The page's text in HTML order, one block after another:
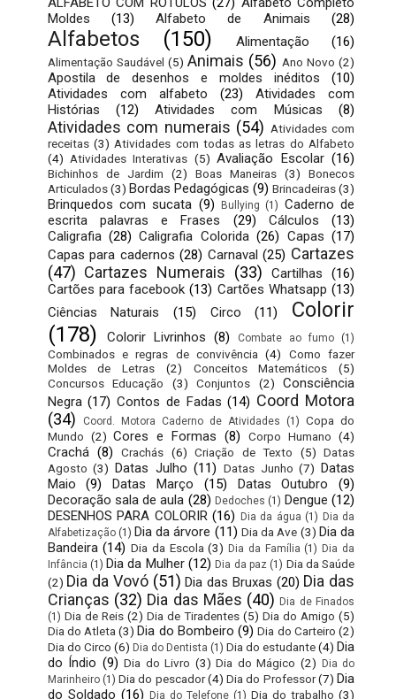
Moldes
(13) Alfabeto de Animais (28)
Alfabetos (150) Alimentação (16)
Alimentação Saudável (5) Animais (56) Ano Novo (2)
Apostila de desenhos e moldes inéditos
(10)
Atividades com alfabeto
(23)
Atividades com
Histórias
(12) Atividades com Músicas (8)
Atividades com numerais (54) Atividades com
receitas (3) Atividades com todas as letras do Alfabeto
(4) Atividades Interativas (5) Avaliação Escolar (16)
Bichinhos de Jardim (2) Boas Maneiras (3)
Bonecos
Articulados (3) Bordas Pedagógicas (9) Brincadeiras(3)
Brinquedos com sucata (9) Bullying (1) Caderno de
escrita palavras e Frases
(29) Cálculos
(13)
Caligrafia (28) Caligrafia Colorida (26) Capas (17)
Capas para cadernos (28) Carnaval (25) Cartazes
(47) Cartazes Numerais (33) Cartilhas
(16)
Cartões para facebook (13) Cartões Whatsapp (13)
Ciências Naturais
(15) Circo (11)
Colorir
(178)
Colorir Livrinhos (8) Combate ao fumo (1)
Combinados e regras de convivência (4)
Como fazer
Moldes de Letras
(2) Conceitos Matemáticos
(5)
Concursos Educação
(3) Conjuntos (2)
Consciência
Negra (17) Contos de Fadas (14) Coord Motora
(34)
Coord. Motora Caderno de Atividades (1) Copa do
Mundo (2) Cores e Formas (8) Corpo Humano (4)
Crachá (8) Crachás (6) Criação de Texto (5) Datas
Agosto (3) Datas Julho (11) Datas Junho (7)
Datas
Maio
(9) Datas Março (15) Datas Outubro
(9)
Decoração sala de aula (28) Dedoches (1) Dengue (12)
DESENHOS PARA COLORIR (16) Dia da água (1) Dia da
Alfabetização (1) Dia da árvore (11) Dia da Ave (3) Dia da
Bandeira (14) Dia da Escola (3) Dia da Família (1) Dia da
Infância (1) Dia da Mulher (12) Dia da paz (1) Dia da Saúde
(2) Dia da Vovó (51) Dia das Bruxas (20) Dia das
Crianças (32) Dia das Mães (40) Dia de Finados
(1) Dia de Reis (2) Dia de Tiradentes (5) Dia do Amigo (5)
Dia do Atleta (3) Dia do Bombeiro (9) Dia do Carteiro (2)
Dia do Circo (6) Dia do Dentista (1) Dia do estudante(4) Dia
do Índio (9) Dia do Livro (3) Dia do Mágico (2)
Dia do
Marinheiro (1) Dia do pescador (4) Dia do Professor (7) Dia
do Soldado (16) Dia do Telefone (1) Dia do trabalho (3)